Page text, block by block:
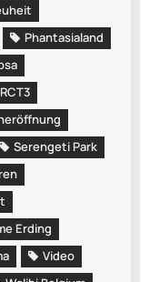
Phantasialand
RCT3
Serengeti Park
t
Erding
Video